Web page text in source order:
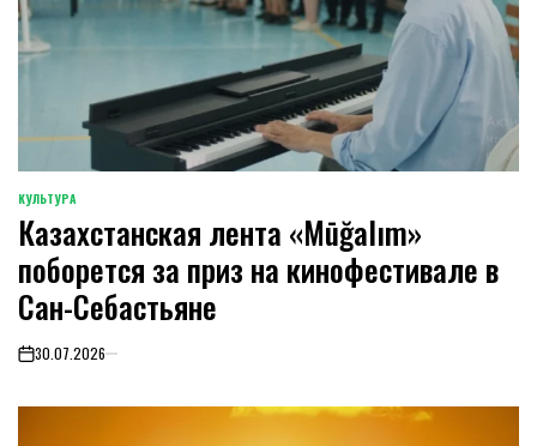
POSTED
IN
КУЛЬТУРА
Казахстанская лента «Mūğalım»
поборется за приз на кинофестивале в
Сан-Себастьяне
on30.07.2026